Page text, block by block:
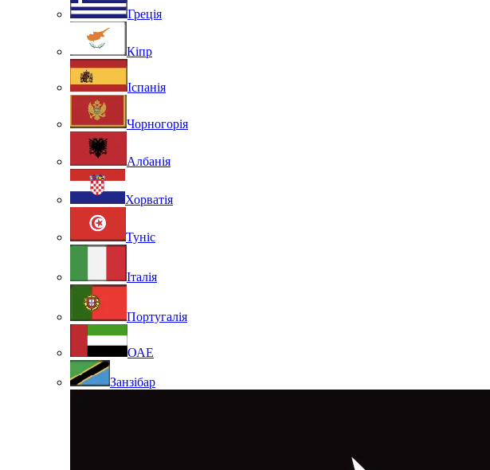
Греція
Кіпр
Іспанія
Чорногорія
Албанія
Хорватія
Туніс
Італія
Португалія
ОАЕ
Занзібар